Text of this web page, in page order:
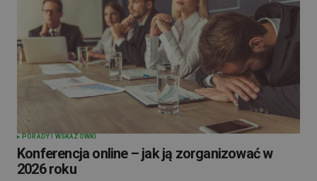
PORADY I WSKAZÓWKI
Konferencja online – jak ją zorganizować w
2026 roku